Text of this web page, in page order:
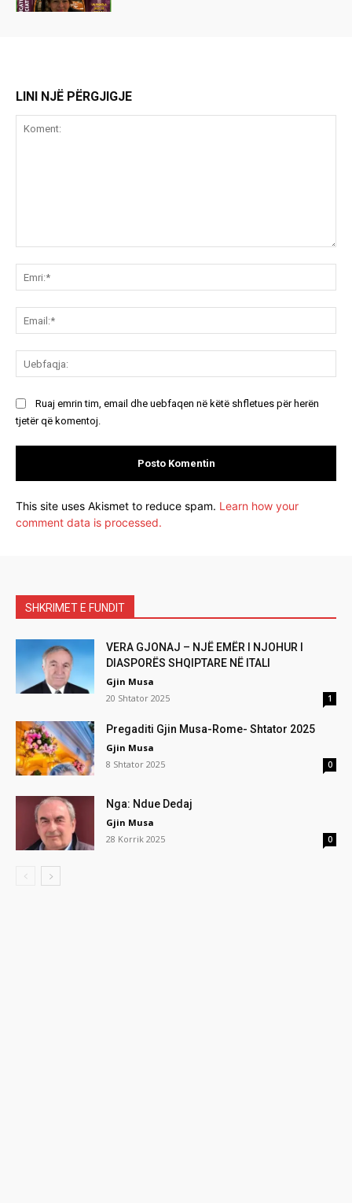
LINI NJË PËRGJIGJE
Ruaj emrin tim, email dhe uebfaqen në këtë shfletues për herën
tjetër që komentoj.
This site uses Akismet to reduce spam. Learn how your
comment data is processed.
SHKRIMET E FUNDIT
VERA GJONAJ – NJË EMËR I NJOHUR I
DIASPORËS SHQIPTARE NË ITALI
Gjin Musa
20 Shtator 2025
1
Pregaditi Gjin Musa-Rome- Shtator 2025
Gjin Musa
8 Shtator 2025
0
Nga: Ndue Dedaj
Gjin Musa
28 Korrik 2025
0